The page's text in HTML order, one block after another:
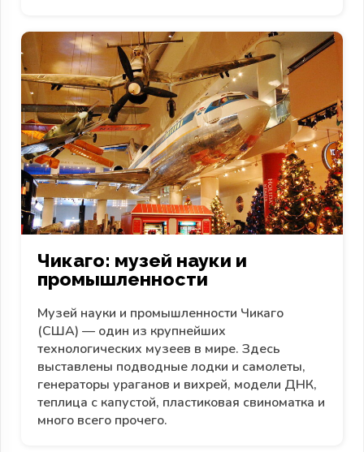
Чикаго: музей науки и
промышленности
Музей науки и промышленности Чикаго
(США) — один из крупнейших
технологических музеев в мире. Здесь
выставлены подводные лодки и самолеты,
генераторы ураганов и вихрей, модели ДНК,
теплица с капустой, пластиковая свиноматка и
много всего прочего.